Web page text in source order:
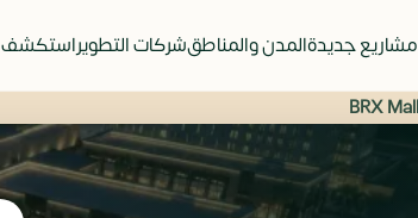
مشاريع جديدةالمدن والمناطقشركات التطويراستكشف